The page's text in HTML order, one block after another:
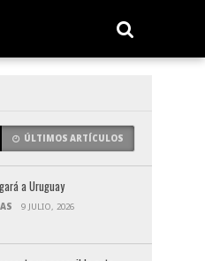
ÚLTIMOS ARTÍCULOS
a Uruguay
9 JULIO, 2026